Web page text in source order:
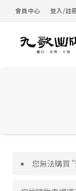
會員中心 登入/註
您無法購買